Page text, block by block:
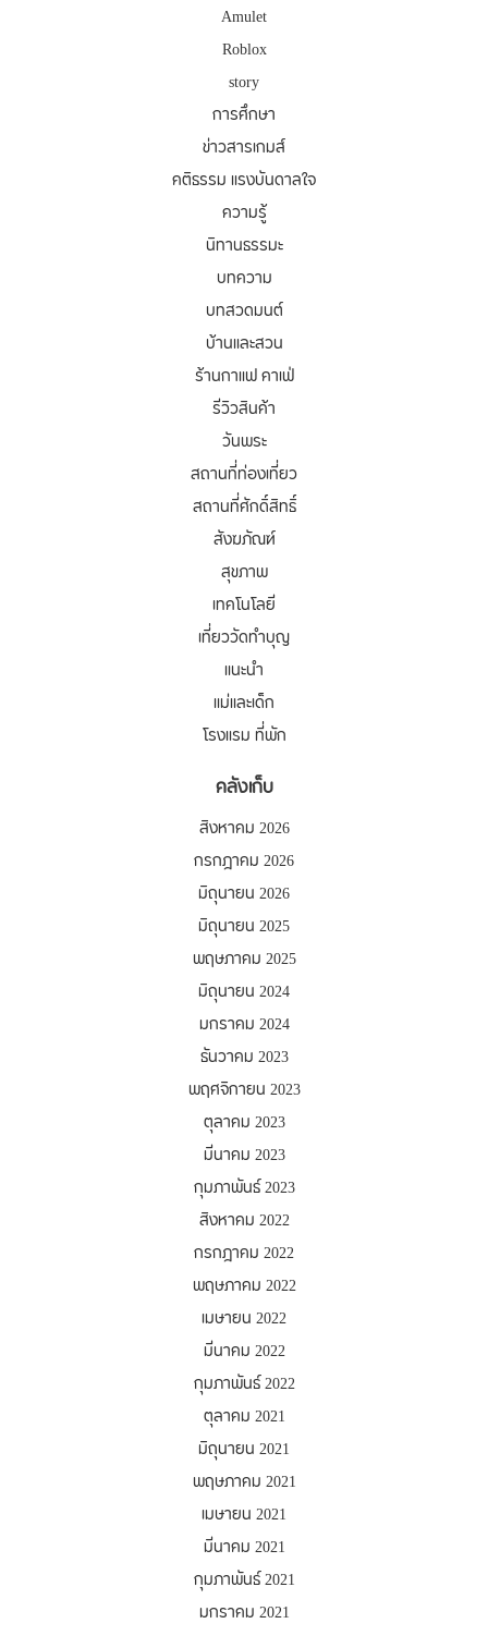
Amulet
Roblox
story
การศึกษา
ข่าวสารเกมส์
คติธรรม แรงบันดาลใจ
ความรู้
นิทานธรรมะ
บทความ
บทสวดมนต์
บ้านและสวน
ร้านกาแฟ คาเฟ่
รีวิวสินค้า
วันพระ
สถานที่ท่องเที่ยว
สถานที่ศักดิ์สิทธิ์
สังฆภัณฑ์
สุขภาพ
เทคโนโลยี
เที่ยววัดทำบุญ
แนะนำ
แม่และเด็ก
โรงแรม ที่พัก
คลังเก็บ
สิงหาคม 2026
กรกฎาคม 2026
มิถุนายน 2026
มิถุนายน 2025
พฤษภาคม 2025
มิถุนายน 2024
มกราคม 2024
ธันวาคม 2023
พฤศจิกายน 2023
ตุลาคม 2023
มีนาคม 2023
กุมภาพันธ์ 2023
สิงหาคม 2022
กรกฎาคม 2022
พฤษภาคม 2022
เมษายน 2022
มีนาคม 2022
กุมภาพันธ์ 2022
ตุลาคม 2021
มิถุนายน 2021
พฤษภาคม 2021
เมษายน 2021
มีนาคม 2021
กุมภาพันธ์ 2021
มกราคม 2021